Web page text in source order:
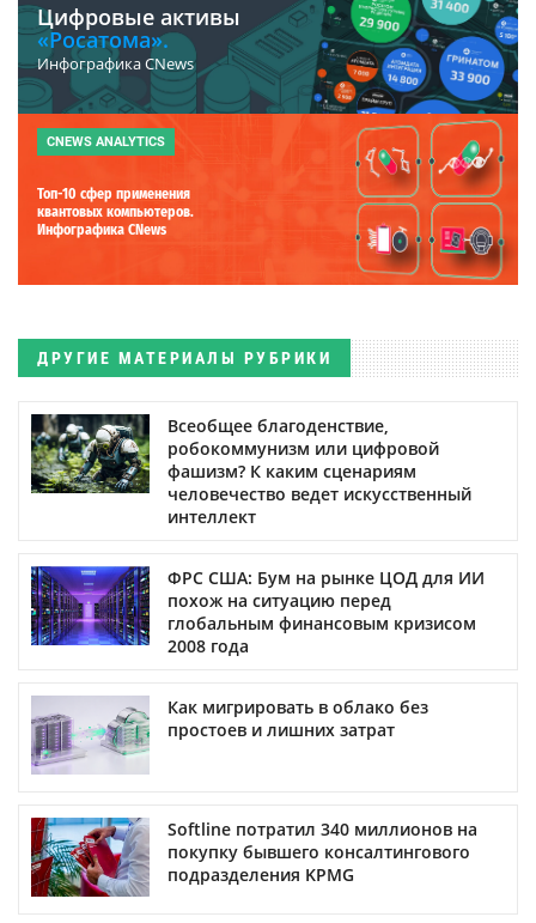
Цифровые активы
«Росатома».
Инфографика CNews
CNEWS ANALYTICS
Топ-10 сфер применения
квантовых компьютеров.
Инфографика CNews
ДРУГИЕ МАТЕРИАЛЫ РУБРИКИ
Всеобщее благоденствие,
робокоммунизм или цифровой
фашизм? К каким сценариям
человечество ведет искусственный
интеллект
ФРС США: Бум на рынке ЦОД для ИИ
похож на ситуацию перед
глобальным финансовым кризисом
2008 года
Как мигрировать в облако без
простоев и лишних затрат
Softline потратил 340 миллионов на
покупку бывшего консалтингового
подразделения KPMG